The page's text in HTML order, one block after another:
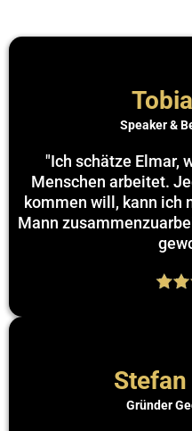
Speaker &
"Ich schätze Elmar,
Menschen arbeitet.
kommen will, kann ich
Mann
Gründer